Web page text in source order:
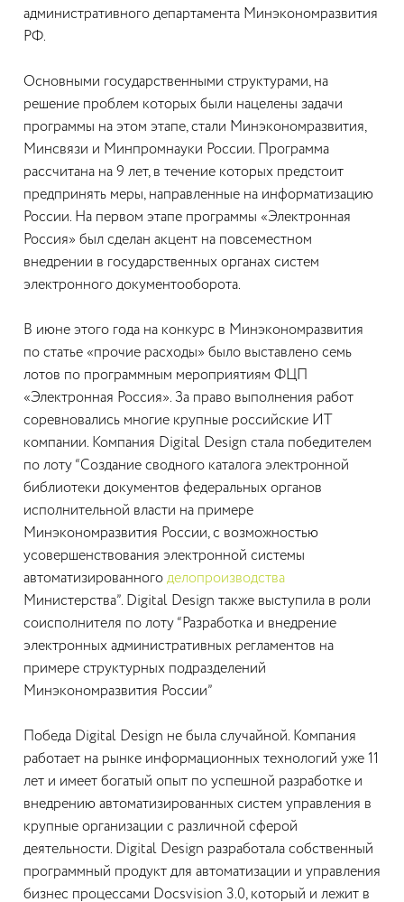
административного департамента Минэкономразвития
РФ.
Основными государственными структурами, на
решение проблем которых были нацелены задачи
программы на этом этапе, стали Минэкономразвития,
Минсвязи и Минпромнауки России. Программа
рассчитана на 9 лет, в течение которых предстоит
предпринять меры, направленные на информатизацию
России. На первом этапе программы «Электронная
Россия» был сделан акцент на повсеместном
внедрении в государственных органах систем
электронного документооборота.
В июне этого года на конкурс в Минэкономразвития
по статье «прочие расходы» было выставлено семь
лотов по программным мероприятиям ФЦП
«Электронная Россия». За право выполнения работ
соревновались многие крупные российские ИТ
компании. Компания Digital Design стала победителем
по лоту “Создание сводного каталога электронной
библиотеки документов федеральных органов
исполнительной власти на примере
Минэкономразвития России, с возможностью
усовершенствования электронной системы
автоматизированного делопроизводства
Министерства”. Digital Design также выступила в роли
соисполнителя по лоту “Разработка и внедрение
электронных административных регламентов на
примере структурных подразделений
Минэкономразвития России”
Победа Digital Design не была случайной. Компания
работает на рынке информационных технологий уже 11
лет и имеет богатый опыт по успешной разработке и
внедрению автоматизированных систем управления в
крупные организации с различной сферой
деятельности. Digital Design разработала собственный
программный продукт для автоматизации и управления
бизнес процессами Docsvision 3.0, который и лежит в